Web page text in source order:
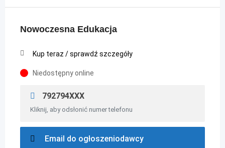
Nowoczesna Edukacja
Kup teraz / sprawdź szczegóły
Niedostępny online
792794XXX
Kliknij, aby odsłonić numer telefonu
Email do ogłoszeniodawcy